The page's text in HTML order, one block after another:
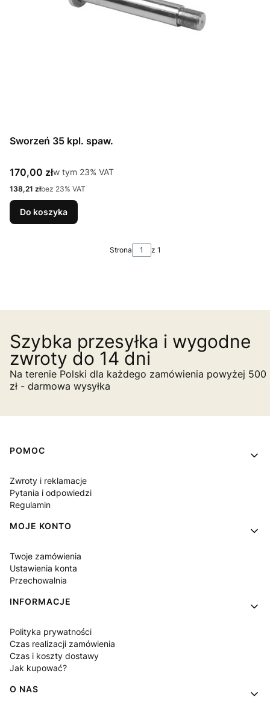
Sworzeń 35 kpl. spaw.
Cena brutto
170,00 złw tym %s VAT
w tym 23% VAT
Cena netto
138,21 złbez 23% VAT
Do koszyka
Strona z 1
Szybka przesyłka i wygodne
zwroty do 14 dni
Na terenie Polski dla każdego zamówienia powyżej 500
zł - darmowa wysyłka
Linki w stopce
POMOC
Zwroty i reklamacje
Pytania i odpowiedzi
Regulamin
MOJE KONTO
Twoje zamówienia
Ustawienia konta
Przechowalnia
INFORMACJE
Polityka prywatności
Czas realizacji zamówienia
Czas i koszty dostawy
Jak kupować?
O NAS